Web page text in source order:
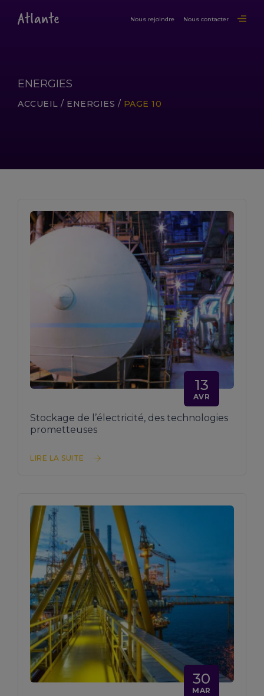
Nous rejoindre Nous contacter
ENERGIES
ACCUEIL / ENERGIES / PAGE 10
13
AVR
Stockage de l’électricité, des technologies
prometteuses
LIRE LA SUITE
30
MAR